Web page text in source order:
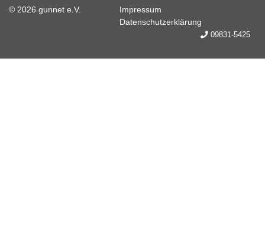
© 2026 gunnet e.V.
Impressum
Datenschutzerklärung
09831-5425